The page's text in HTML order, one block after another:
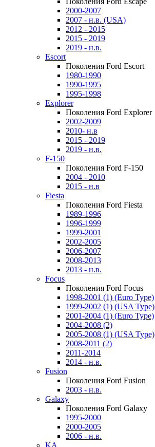
2000-2007
2007 - н.в. (USA)
2012 - 2015
2015 - 2019
2019 - н.в.
Escort
Поколения Ford Escort
1980-1990
1990-1995
1995-1998
Explorer
Поколения Ford Explorer
2002-2009
2010- н.в
2015 - 2019
2019 - н.в.
F-150
Поколения Ford F-150
2004 - 2010
2015 - н.в
Fiesta
Поколения Ford Fiesta
1989-1996
1996-1999
1999-2001
2002-2005
2006-2007
2008-2013
2013 - н.в.
Focus
Поколения Ford Focus
1998-2001 (1) (Euro Type)
1999-2002 (1) (USA Type)
2001-2004 (1) (Euro Type)
2004-2008 (2)
2005-2008 (1) (USA Type)
2008-2011 (2)
2011-2014
2014 - н.в.
Fusion
Поколения Ford Fusion
2003 - н.в.
Galaxy
Поколения Ford Galaxy
1995-2000
2000-2005
2006 - н.в.
KA